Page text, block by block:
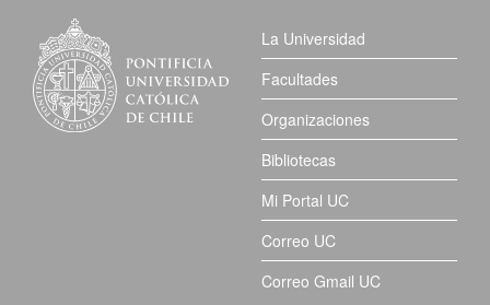
La Universidad
Facultades
Organizaciones
Bibliotecas
Mi Portal UC
Correo UC
Correo Gmail UC